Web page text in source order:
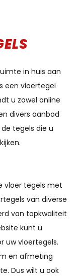
in huis aan
een vloertegel
u zowel online
divers aanbod
tegels die u
vloer tegels met
van diverse
van topkwaliteit
kunt u
uw vloertegels.
en afmeting
Dus wilt u ook